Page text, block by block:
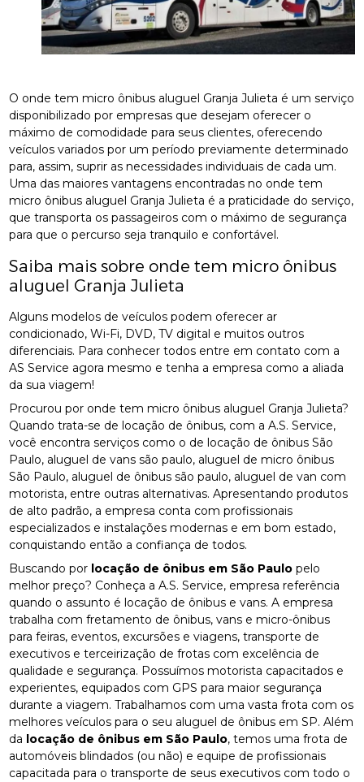
O onde tem micro ônibus aluguel Granja Julieta é um serviço
disponibilizado por empresas que desejam oferecer o
máximo de comodidade para seus clientes, oferecendo
veículos variados por um período previamente determinado
para, assim, suprir as necessidades individuais de cada um.
Uma das maiores vantagens encontradas no onde tem
micro ônibus aluguel Granja Julieta é a praticidade do serviço,
que transporta os passageiros com o máximo de segurança
para que o percurso seja tranquilo e confortável.
Saiba mais sobre onde tem micro ônibus
aluguel Granja Julieta
Alguns modelos de veículos podem oferecer ar
condicionado, Wi-Fi, DVD, TV digital e muitos outros
diferenciais. Para conhecer todos entre em contato com a
AS Service agora mesmo e tenha a empresa como a aliada
da sua viagem!
Procurou por onde tem micro ônibus aluguel Granja Julieta?
Quando trata-se de locação de ônibus, com a A.S. Service,
você encontra serviços como o de locação de ônibus São
Paulo, aluguel de vans são paulo, aluguel de micro ônibus
São Paulo, aluguel de ônibus são paulo, aluguel de van com
motorista, entre outras alternativas. Apresentando produtos
de alto padrão, a empresa conta com profissionais
especializados e instalações modernas e em bom estado,
conquistando então a confiança de todos.
Buscando por locação de ônibus em São Paulo pelo
melhor preço? Conheça a A.S. Service, empresa referência
quando o assunto é locação de ônibus e vans. A empresa
trabalha com fretamento de ônibus, vans e micro-ônibus
para feiras, eventos, excursões e viagens, transporte de
executivos e terceirização de frotas com excelência de
qualidade e segurança. Possuímos motorista capacitados e
experientes, equipados com GPS para maior segurança
durante a viagem. Trabalhamos com uma vasta frota com os
melhores veículos para o seu aluguel de ônibus em SP. Além
da locação de ônibus em São Paulo, temos uma frota de
automóveis blindados (ou não) e equipe de profissionais
capacitada para o transporte de seus executivos com todo o